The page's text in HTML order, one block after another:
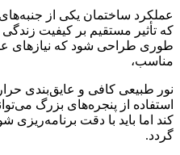
عملکرد ساختمان یکی از
که تأثیر مستقیم بر کیفیت
طوری طراحی شود که نیازهای
مناسب،
نور طبیعی کافی و عایق‌بندی
استفاده از پنجره‌های بزرگ
کند اما باید با دقت برنامه‌ریزی
گردد.